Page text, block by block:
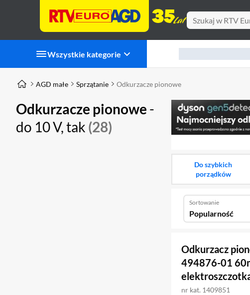
Wszystkie kategorie
AGD małe Sprzątanie Odkurzacze pionowe
Odkurzacze pionowe -
do 10 V, tak (28)
Do szybkich
porządków
Sortowanie
Popularność
Odkurzacz
494876-01
nr kat. 1409851